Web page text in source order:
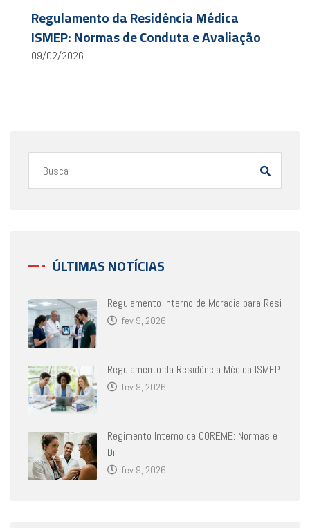
Regulamento da Residência Médica
ISMEP: Normas de Conduta e Avaliação
09/02/2026
ÚLTIMAS NOTÍCIAS
Regulamento Interno de Moradia para Resi
fev 9, 2026
Regulamento da Residência Médica ISMEP
fev 9, 2026
Regimento Interno da COREME: Normas e
Di
fev 9, 2026